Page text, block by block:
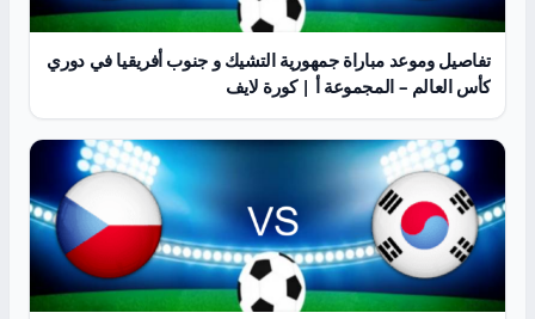
تفاصيل وموعد مباراة جمهورية التشيك و جنوب أفريقيا في دوري
كأس العالم – المجموعة أ | كورة لايف